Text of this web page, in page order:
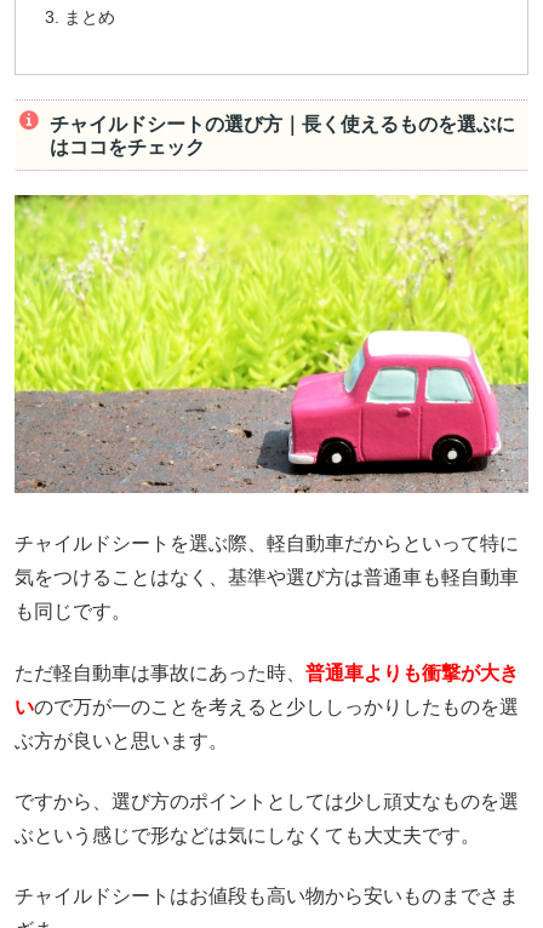
まとめ
チャイルドシートの選び方｜長く使えるものを選ぶに
はココをチェック
チャイルドシートを選ぶ際、軽自動車だからといって特に
気をつけることはなく、基準や選び方は普通車も軽自動車
も同じです。
ただ軽自動車は事故にあった時、 普通車よりも衝撃が大き
いので万が一のことを考えると少ししっかりしたものを選
ぶ方が良いと思います。
ですから、選び方のポイントとしては少し頑丈なものを選
ぶという感じで形などは気にしなくても大丈夫です。
チャイルドシートはお値段も高い物から安いものまでさま